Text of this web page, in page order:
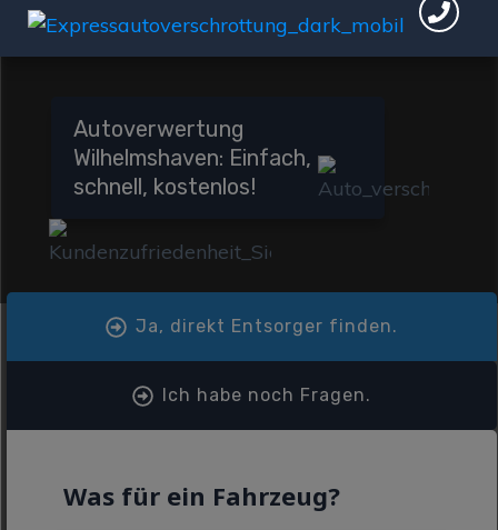
Autoverwertung
Wilhelmshaven: Einfach,
schnell, kostenlos!
Ja, direkt Entsorger finden.
Ich habe noch Fragen.
Was für ein Fahrzeug?